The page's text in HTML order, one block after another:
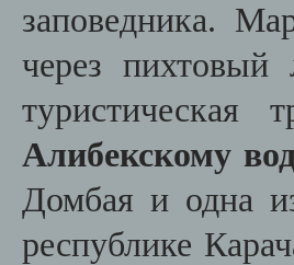
заповедника.
через пихтовый
Алибекскому
Домбая и одна
республике